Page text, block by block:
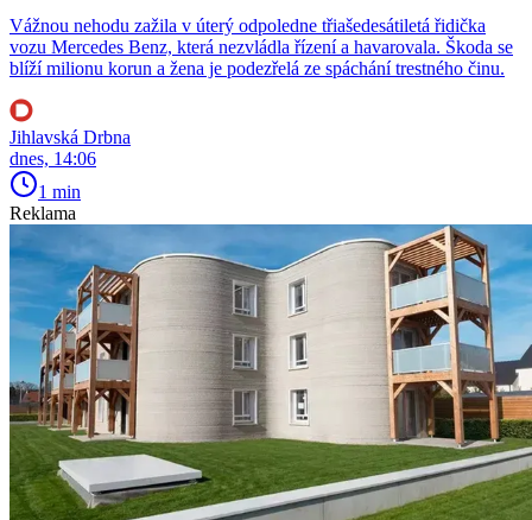
Vážnou nehodu zažila v úterý odpoledne třiašedesátiletá řidička
vozu Mercedes Benz, která nezvládla řízení a havarovala. Škoda se
blíží milionu korun a žena je podezřelá ze spáchání trestného činu.
Jihlavská Drbna
dnes, 14:06
1 min
Reklama